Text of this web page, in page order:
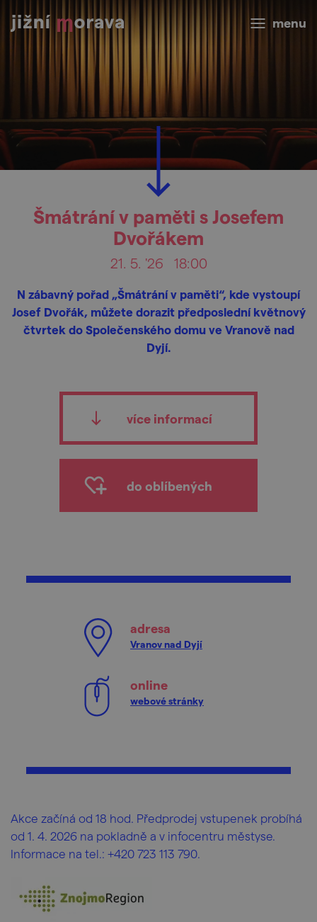
menu
Šmátrání v paměti s Josefem
Dvořákem
21. 5. '26 18:00
N zábavný pořad „Šmátrání v paměti“, kde vystoupí
Josef Dvořák, můžete dorazit předposlední květnový
čtvrtek do Společenského domu ve Vranově nad
Dyjí.
více informací
do oblíbených
adresa
Vranov nad Dyjí
online
webové stránky
Akce začíná od 18 hod. Předprodej vstupenek probíhá
od 1. 4. 2026 na pokladně a v infocentru městyse.
Informace na tel.: +420 723 113 790.